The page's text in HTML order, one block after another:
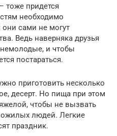
тоже придется
необходимо
они сами не могут
Ведь наверняка друзья
и чтобы
постараться.
приготовить несколько
десерт. Но пища при этом
чтобы не вызвать
людей. Легкие
праздник.